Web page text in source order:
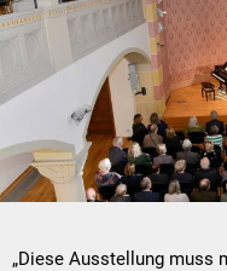
„Diese Ausstellung muss